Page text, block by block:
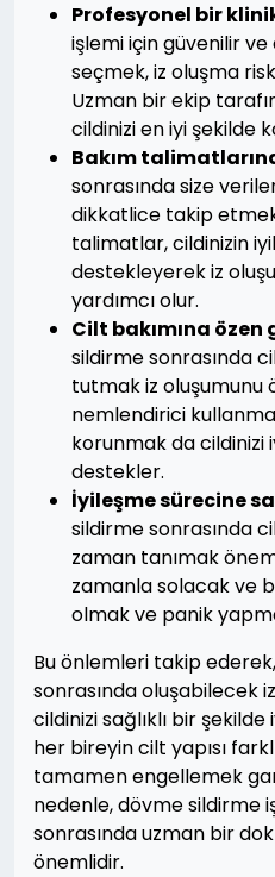
Profesyonel bir
işlemi için güvenilir
seçmek, iz oluşma
Uzman bir ekip
cildinizi en iyi şekilde
Bakım
sonrasında size
dikkatlice takip
talimatlar, cildinizin
destekleyerek iz
yardımcı olur.
Cilt bakımına özen
sildirme sonrasında
tutmak iz oluşumunu
nemlendirici
korunmak da cildinizi
destekler.
İyileşme sürecine
sildirme sonrasında
zaman tanımak
zamanla solacak ve
olmak ve panik
Bu önlemleri takip
sonrasında oluşabilecek
cildinizi sağlıklı bir
her bireyin cilt yapısı
tamamen engellemek
nedenle, dövme sildirme
sonrasında uzman bir
önemlidir.